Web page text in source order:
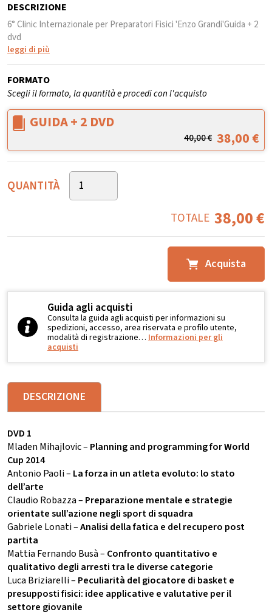
DESCRIZIONE
6° Clinic Internazionale per Preparatori Fisici 'Enzo Grandi'Guida + 2
dvd
leggi di più
FORMATO
Scegli il formato, la quantità e procedi con l'acquisto
GUIDA + 2 DVD
40,00€ 38,00€
QUANTITÀ
TOTALE 38,00€
Acquista
Guida agli acquisti
Consulta la guida agli acquisti per informazioni su
spedizioni, accesso, area riservata e profilo utente,
modalità di registrazione… Informazioni per gli
acquisti
DESCRIZIONE
DVD 1
Mladen Mihajlovic – Planning and programming for World
Cup 2014
Antonio Paoli – La forza in un atleta evoluto: lo stato
dell’arte
Claudio Robazza – Preparazione mentale e strategie
orientate sull’azione negli sport di squadra
Gabriele Lonati –Analisi della fatica e del recupero post
partita
Mattia Fernando Busà – Confronto quantitativo e
qualitativo degli arresti tra le diverse categorie
Luca Briziarelli – Peculiarità del giocatore di basket e
presupposti fisici: idee applicative e valutative per il
settore giovanile